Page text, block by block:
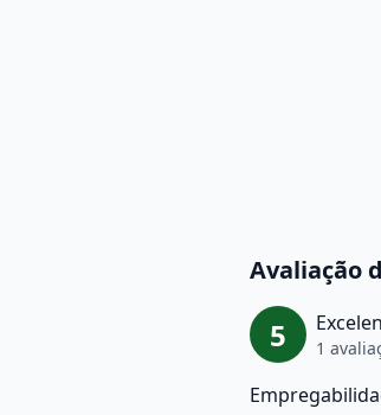
Avaliação
5 1